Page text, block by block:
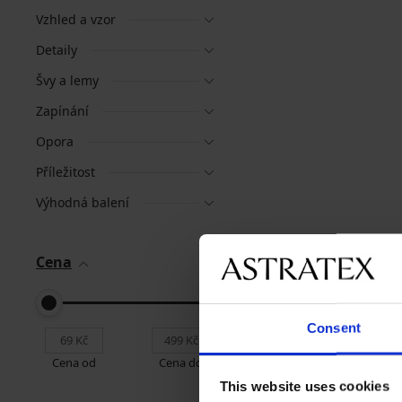
Consent
This website uses cookies
Vzhled a vzor
Detaily
Švy a lemy
Zapínání
Opora
Příležitost
Výhodná balení
Cena
Cena od Cena do